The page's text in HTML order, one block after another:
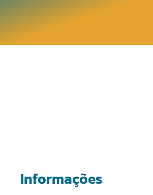
Informações